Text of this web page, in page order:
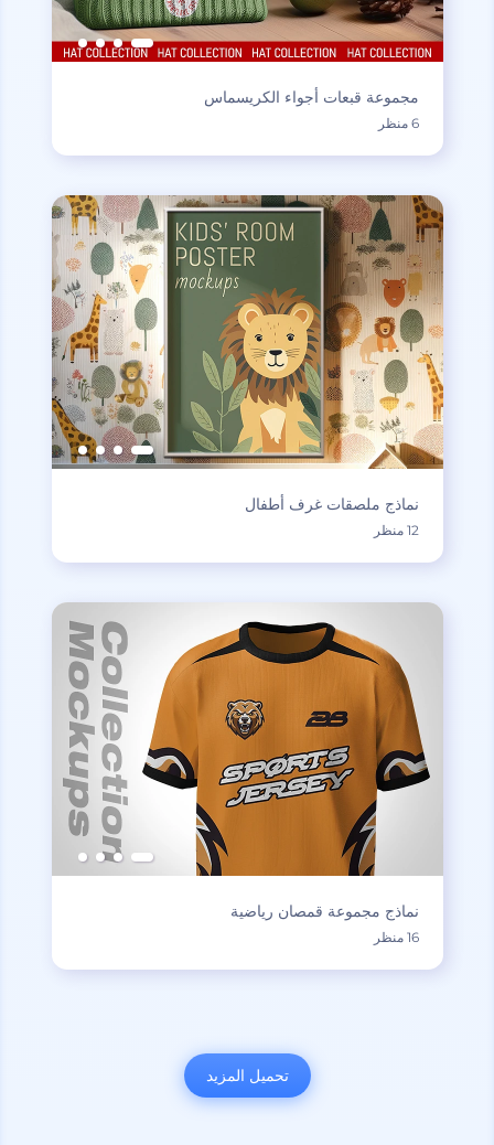
مجموعة قبعات أجواء الكريسماس
6 منظر
نماذج ملصقات غرف أطفال
12 منظر
نماذج مجموعة قمصان رياضية
16 منظر
تحميل المزيد